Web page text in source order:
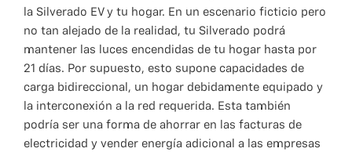
la Silverado EV y tu hogar. En un escenario ficticio pero
no tan alejado de la realidad, tu Silverado podrá
mantener las luces encendidas de tu hogar hasta por
21 días. Por supuesto, esto supone capacidades de
carga bidireccional, un hogar debidamente equipado y
la interconexión a la red requerida. Esta también
podría ser una forma de ahorrar en las facturas de
electricidad y vender energía adicional a las empresas